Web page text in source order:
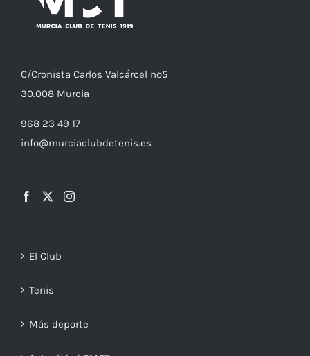
C/Cronista Carlos Valcárcel nº5
30.008 Murcia
968 23 49 17
info@murciaclubdetenis.es
El Club
Tenis
Más deporte